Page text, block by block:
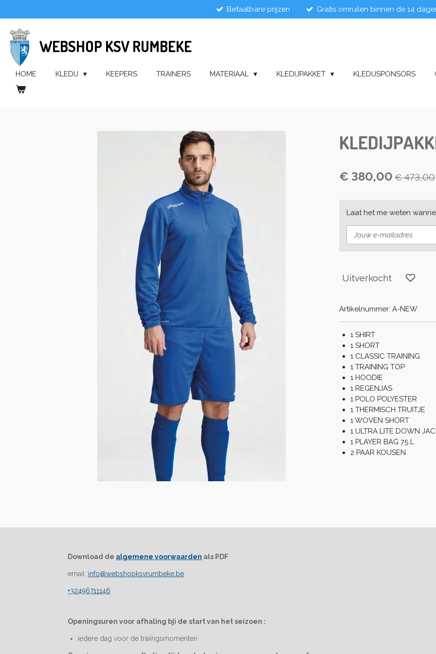
direct
naar
de
hoofdinhoud
Betaalbare prijzen Gratis omruilen binnen de 14
WEBSHOP KSV RUMBEKE
HOME KLEDIJ KEEPERS TRAINERS MATERIAAL KLEDIJPAKKET KLEDIJSPONSORS
€ 380,00 € 473,00
Laat het me weten
Uitverkocht
Artikelnummer: A-NEW
1 SHIRT
1 SHORT
1 CLASSIC TRAINING
1 TRAINING TOP
1 HOODIE
1 REGENJAS
1 POLO POLYESTER
1 THERMISCH TRUITJE
1 WOVEN SHORT
1 ULTRA LITE DOWN
1 PLAYER BAG 75 L
2 PAAR KOUSEN
Download de algemene voorwaarden als PDF
email :info@webshopksvrumbeke.be
+32496711146
Openingsuren voor afhaling bji de start van het seizoen :
iedere dag voor de traiingsmomenten